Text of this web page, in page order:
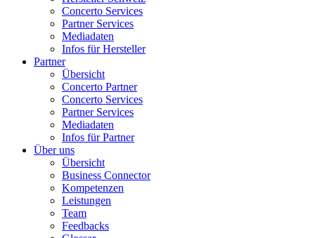
Concerto Services
Partner Services
Mediadaten
Infos für Hersteller
Partner
Übersicht
Concerto Partner
Concerto Services
Partner Services
Mediadaten
Infos für Partner
Über uns
Übersicht
Business Connector
Kompetenzen
Leistungen
Team
Feedbacks